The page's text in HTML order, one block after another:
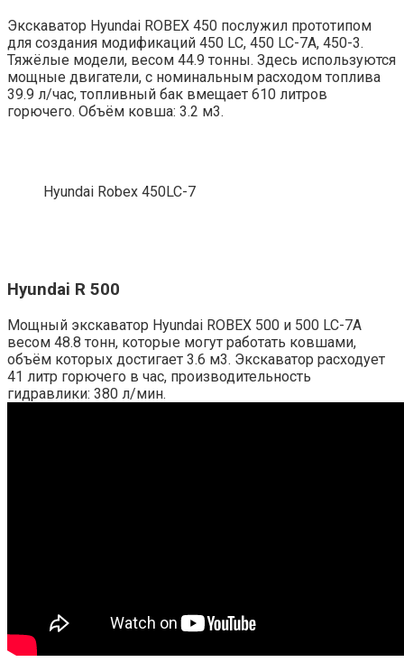
Экскаватор Hyundai ROBEX 450 послужил прототипом
для создания модификаций 450 LC, 450 LC-7A, 450-3.
Тяжёлые модели, весом 44.9 тонны. Здесь используются
мощные двигатели, с номинальным расходом топлива
39.9 л/час, топливный бак вмещает 610 литров
горючего. Объём ковша: 3.2 м3.
Hyundai Robex 450LC-7
Hyundai R 500
Мощный экскаватор Hyundai ROBEX 500 и 500 LC-7A
весом 48.8 тонн, которые могут работать ковшами,
объём которых достигает 3.6 м3. Экскаватор расходует
41 литр горючего в час, производительность
гидравлики: 380 л/мин.